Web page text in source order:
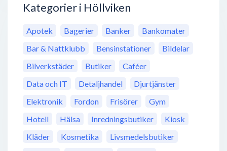
Kategorier i Höllviken
Apotek Bagerier Banker
Bankomater
Bar & Nattklubb
Bensinstationer
Bildelar
Bilverkstäder
Butiker
Caféer
Data och IT
Detaljhandel
Djurtjänster
Elektronik
Fordon Frisörer
Gym
Hotell
Hälsa Inredningsbutiker
Kiosk
Kläder
Kosmetika
Livsmedelsbutiker